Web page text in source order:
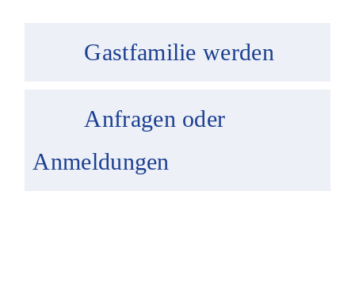
Gastfamilie werden
Anfragen oder
Anmeldungen